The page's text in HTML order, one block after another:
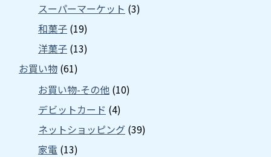
スーパーマーケット (3)
和菓子 (19)
洋菓子 (13)
お買い物 (61)
お買い物-その他 (10)
デビットカード (4)
ネットショッピング (39)
家電 (13)